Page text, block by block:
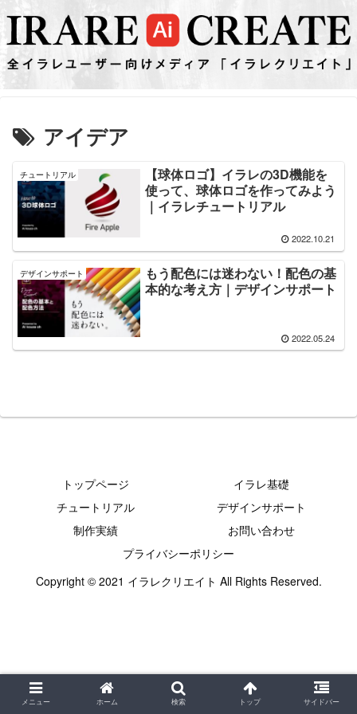
アイデア
チュートリアル
【球体ロゴ】イラレの3D機能を
使って、球体ロゴを作ってみよう
｜イラレチュートリアル
2022.10.21
デザインサポート
もう配色には迷わない！配色の基
本的な考え方｜デザインサポート
2022.05.24
トップページ
イラレ基礎
チュートリアル
デザインサポート
制作実績
お問い合わせ
プライバシーポリシー
Copyright © 2021 イラレクリエイト All Rights Reserved.
メニュー ホーム 検索 トップ サイドバー